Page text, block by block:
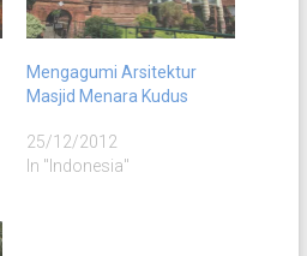
Mengagumi Arsitektur
Masjid Menara Kudus
25/12/2012
In "Indonesia"